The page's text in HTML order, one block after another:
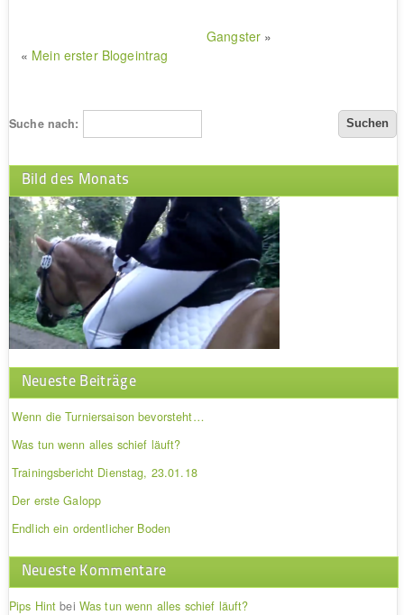
Gangster »
« Mein erster Blogeintrag
Suche nach:
Bild des Monats
Neueste Beiträge
Wenn die Turniersaison bevorsteht…
Was tun wenn alles schief läuft?
Trainingsbericht Dienstag, 23.01.18
Der erste Galopp
Endlich ein ordentlicher Boden
Neueste Kommentare
Pips Hint bei Was tun wenn alles schief läuft?